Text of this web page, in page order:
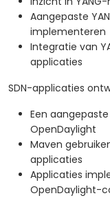
Aangepaste
implementeren
Integratie van
applicaties
SDN-applicaties
Een
OpenDaylight
Maven
applicaties
Applicaties
OpenDaylight-